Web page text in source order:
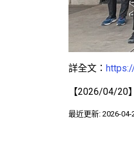
詳全文：
【2026/04/20】
最近更新: 2026-04-